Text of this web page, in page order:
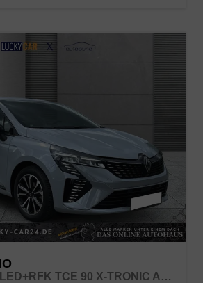
TECHNO SHZ+LED+RFK TCE 90 X-TRONIC AUTOM.